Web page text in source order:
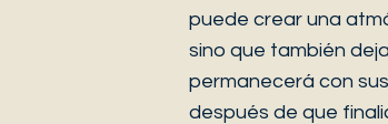
puede crear una
sino que también
permanecerá con
después de que